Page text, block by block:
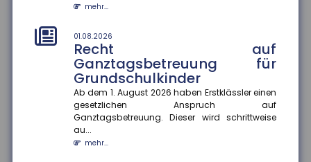
mehr...
01.08.2026
Recht auf
Ganztagsbetreuung für
Grundschulkinder
Ab dem 1. August 2026 haben Erstklässler einen
gesetzlichen Anspruch auf
Ganztagsbetreuung. Dieser wird schrittweise
au...
mehr...
28.07.2026
und Versicherungsnachweise
auf dem Smartphone
Die EUDI-Wallet soll ab 2027 schrittweise eingeführt
werden und digitale Ausweise, Signaturen und
Bezahlfunktionen bünde...
mehr...
28.07.2026
Frühstart-Rente: Zeit und